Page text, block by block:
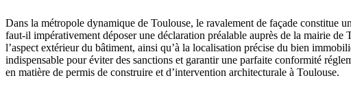
Dans la métropole dynamique de Toulouse, le ravalement de façade constitue
faut-il impérativement déposer une déclaration préalable auprès de la mairie
l’aspect extérieur du bâtiment, ainsi qu’à la localisation précise du bien
indispensable pour éviter des sanctions et garantir une parfaite conformité
en matière de permis de construire et d’intervention architecturale à Toulouse.